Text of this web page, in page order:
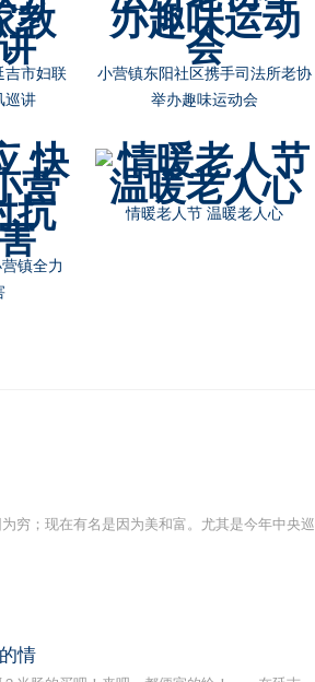
吉市妇联
巡讲
小营镇东阳社区携手司法所老协
举办趣味运动会
镇全力
情暖老人节 温暖老人心
；现在有名是因为美和富。尤其是今年中央巡
情